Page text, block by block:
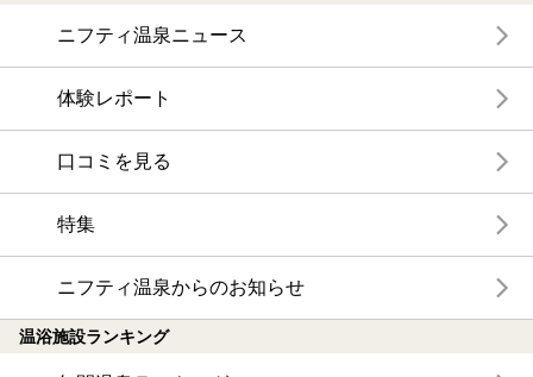
ニフティ温泉ニュース
体験レポート
口コミを見る
特集
ニフティ温泉からのお知らせ
温浴施設ランキング